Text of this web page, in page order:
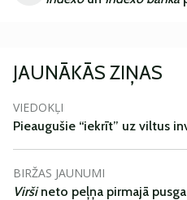
JAUNĀKĀS ZIŅAS
VIEDOKĻI
Pieaugušie “iekrīt” uz viltus
BIRŽAS JAUNUMI
Viršineto peļņa pirmajā